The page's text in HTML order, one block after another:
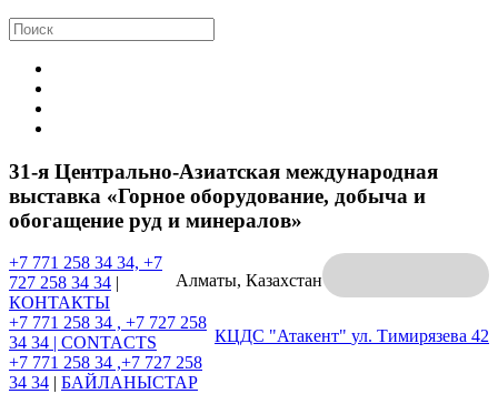
31-я Центрально-Азиатская международная
выставка «Горное оборудование, добыча и
обогащение руд и минералов»
Алматы, Казахстан
КЦДС "Атакент" ул. Тимирязева 42
+7 771 258 34 34, +7
727 258 34 34 |
КОНТАКТЫ
+7 771 258 34 , +7 727 258
34 34 | CONTACTS
+7 771 258 34 ,+7 727 258
34 34 | БАЙЛАНЫСТАР